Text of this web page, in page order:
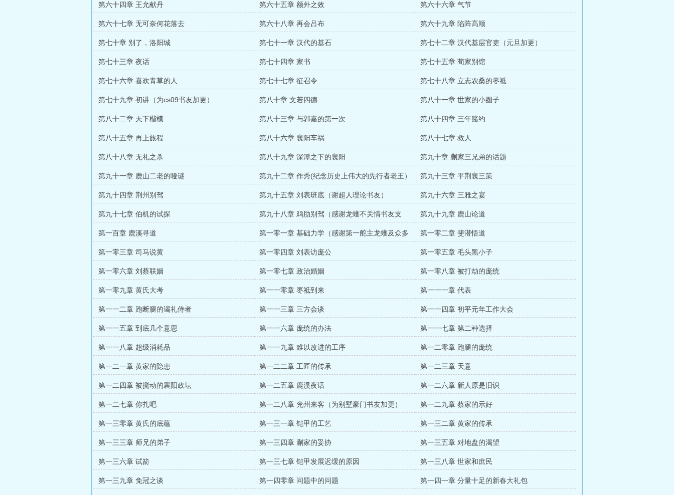
第六十四章 王允献丹 第六十五章 额外之效 第六十六章 气节
第六十七章 无可奈何花落去 第六十八章 再会吕布 第六十九章 陷阵高顺
第七十章 别了，洛阳城 第七十一章 汉代的基石 第七十二章 汉代基层官吏（元旦加更）
第七十三章 夜话 第七十四章 家书 第七十五章 荀家别馆
第七十六章 喜欢青草的人 第七十七章 征召令 第七十八章 立志农桑的枣祗
第七十九章 初讲（为cs09书友加更） 第八十章 文若四德 第八十一章 世家的小圈子
第八十二章 天下楷模 第八十三章 与郭嘉的第一次 第八十四章 三年赌约
第八十五章 再上旅程 第八十六章 襄阳车祸 第八十七章 救人
第八十八章 无礼之杀 第八十九章 深潭之下的襄阳 第九十章 蒯家三兄弟的话题
第九十一章 鹿山二老的哑谜 第九十二章 作秀(纪念历史上伟大的先行者老王） 第九十三章 平荆襄三策
第九十四章 荆州别驾 第九十五章 刘表班底（谢超人理论书友） 第九十六章 三雅之宴
第九十七章 伯机的试探
第九十八章 鸡肋别驾（感谢龙蠖不关情书友支
持）
第九十九章 鹿山论道
第一百章 鹿溪寻道
第一零一章 基础力学（感谢第一舵主龙蠖及众多
书友支持和厚爱）
第一零二章 斐潜悟道
第一零三章 司马说黄 第一零四章 刘表访庞公 第一零五章 毛头黑小子
第一零六章 刘蔡联姻 第一零七章 政治婚姻 第一零八章 被打劫的庞统
第一零九章 黄氏大考 第一一零章 枣祗到来 第一一一章 代表
第一一二章 跑断腿的谒礼侍者 第一一三章 三方会谈 第一一四章 初平元年工作大会
第一一五章 到底几个意思 第一一六章 庞统的办法 第一一七章 第二种选择
第一一八章 超级消耗品 第一一九章 难以改进的工序 第一二零章 跑腿的庞统
第一二一章 黄家的隐患 第一二二章 工匠的传承 第一二三章 天意
第一二四章 被搅动的襄阳政坛 第一二五章 鹿溪夜话 第一二六章 新人原是旧识
第一二七章 你扎吧 第一二八章 兖州来客（为别墅豪门书友加更） 第一二九章 蔡家的示好
第一三零章 黄氏的底蕴 第一三一章 铠甲的工艺 第一三二章 黄家的传承
第一三三章 师兄的弟子 第一三四章 蒯家的妥协 第一三五章 对地盘的渴望
第一三六章 试箭 第一三七章 铠甲发展迟缓的原因 第一三八章 世家和庶民
第一三九章 免冠之谈 第一四零章 问题中的问题 第一四一章 分量十足的新春大礼包